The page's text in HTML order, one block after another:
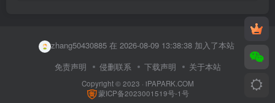
zhang50430885 在 2026-08-09 13:38:38 加入了本站
user62182278 在 2026-08-09 13:34:56 加入了本站
野兽仙贝114514 在 2026-08-09 13:27:50 加入了本站
免责声明 侵删联系 下载声明 关于本站
Copyright © 2023 · iPAPARK.COM
蒙ICP备2023001519号-1号